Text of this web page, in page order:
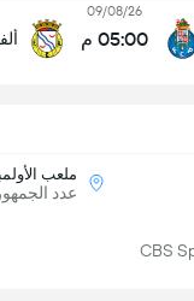
09/08/26
05:00 م
ملعب
عدد الجمهور:
CBS